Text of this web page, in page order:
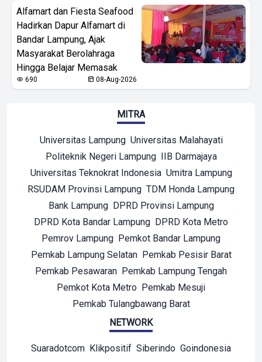
Alfamart dan Fiesta Seafood
Hadirkan Dapur Alfamart di
Bandar Lampung, Ajak
Masyarakat Berolahraga
Hingga Belajar Memasak
690 08-Aug-2026
MITRA
Universitas Lampung Universitas Malahayati
Politeknik Negeri Lampung IIB Darmajaya
Universitas Teknokrat Indonesia Umitra Lampung
RSUDAM Provinsi Lampung TDM Honda Lampung
Bank Lampung DPRD Provinsi Lampung
DPRD Kota Bandar Lampung DPRD Kota Metro
Pemrov Lampung Pemkot Bandar Lampung
Pemkab Lampung Selatan Pemkab Pesisir Barat
Pemkab Pesawaran Pemkab Lampung Tengah
Pemkot Kota Metro Pemkab Mesuji
Pemkab Tulangbawang Barat
NETWORK
Suaradotcom Klikpositif Siberindo Goindonesia